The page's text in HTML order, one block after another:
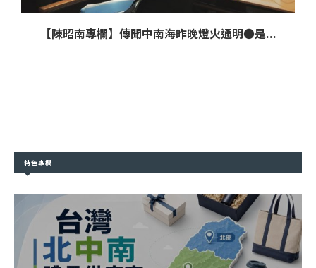
【陳昭南專欄】傳聞中南海昨晚燈火通明●是...
特色專欄